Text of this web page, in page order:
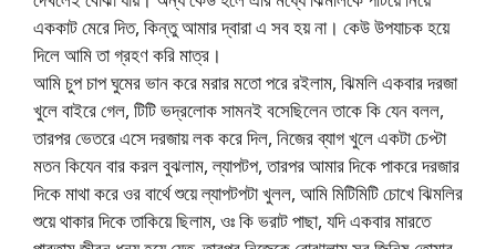
এককাট মেরে দিত, কিন্তু আমার দ্বারা এ সব হয় না। কেউ উপযাচক হয়ে
দিলে আমি তা গ্রহণ করি মাত্র।
আমি চুপ চাপ ঘুমের ভান করে মরার মতো পরে রইলাম, ঝিমলি একবার দরজা
খুলে বাইরে গেল, টিটি ভদ্রলোক সামনই বসেছিলেন তাকে কি যেন বলল,
তারপর ভেতরে এসে দরজায় লক করে দিল, নিজের ব্যাগ খুলে একটা চেপ্টা
মতন কিযেন বার করল বুঝলাম, ল্যাপটপ, তারপর আমার দিকে পাকরে দরজার
দিকে মাথা করে ওর বার্থে শুয়ে ল্যাপটপটা খুলল, আমি মিটিমিটি চোখে ঝিমলির
শুয়ে থাকার দিকে তাকিয়ে ছিলাম, ওঃ কি ভরাট পাছা, যদি একবার মারতে